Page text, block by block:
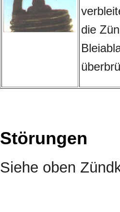
die
Störungen
Siehe oben